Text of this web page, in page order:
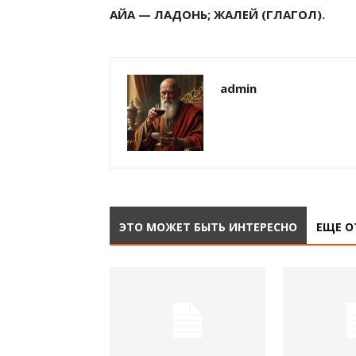
АЙА — ЛАДОНЬ; ЖАЛЕЙ (ГЛАГОЛ).
admin
ЭТО МОЖЕТ БЫТЬ ИНТЕРЕСНО ЕЩЕ